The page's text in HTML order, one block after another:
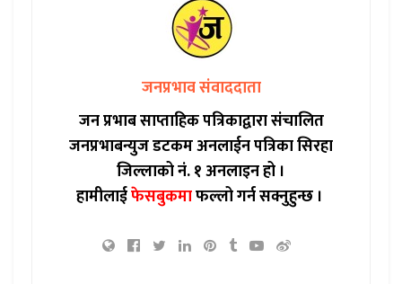
जनप्रभाव संवाददाता
जन प्रभाब साप्ताहिक पत्रिकाद्वारा संचालित
जनप्रभाबन्युज डटकम अनलाईन पत्रिका सिरहा
जिल्लाको नं. १ अनलाइन हो ।
हामीलाईफेसबुकमाफल्लो गर्न सक्नुहुन्छ ।